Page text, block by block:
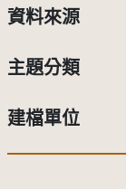
資料來源
主題分類
建檔單位